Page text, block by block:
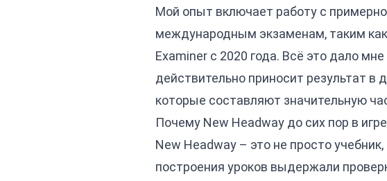
Мой опыт включает работу с
международным экзаменам, таким как
Examiner с 2020 года. Всё это дало
действительно приносит результат в
которые составляют значительную
Почему New Headway до сих пор в
New Headway – это не просто
построения уроков выдержали